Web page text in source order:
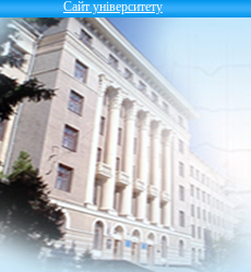
Сайт університету